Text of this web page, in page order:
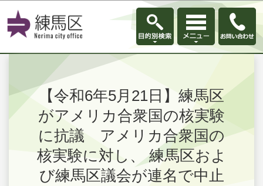
このページの本文へ移動
【令和6年5月21日】練馬区
がアメリカ合衆国の核実験
に抗議 アメリカ合衆国の
核実験に対し、 練馬区およ
び練馬区議会が連名で中止